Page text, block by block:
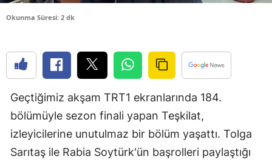
Bursa
Çankırı
Çorum
Diyarbakır
Edirne
Okunma Süresi: 2 dk
Geçtiğimiz akşam TRT1 ekranlarında 184.
bölümüyle sezon finali yapan Teşkilat,
izleyicilerine unutulmaz bir bölüm yaşattı. Tolga
Sarıtaş ile Rabia Soytürk'ün başrolleri paylaştığı